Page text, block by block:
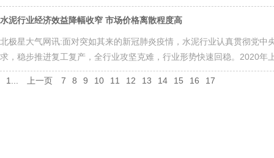
水泥行业经济效益降幅收窄 市场价格离散程度高
北极星大气网讯:面对突如其来的新冠肺炎疫情，水泥行业认真贯彻党
求，稳步推进复工复产，全行业攻坚克难，行业形势快速回稳。2020
1... 上一页 7 8 9 10 11 12 13 14 15 16 17